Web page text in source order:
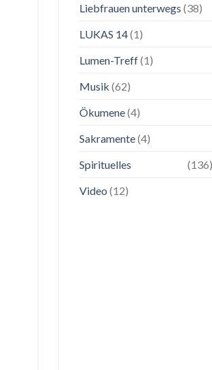
Liebfrauen unterwegs (38)
LUKAS 14(1)
Lumen-Treff(1)
Musik (62)
Ökumene(4)
Sakramente(4)
Spirituelles
(136)
Video (12)